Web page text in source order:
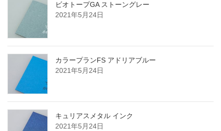
ビオトープGA ストーングレー
2021年5月24日
カラープランFS アドリアブルー
2021年5月24日
キュリアスメタル インク
2021年5月24日